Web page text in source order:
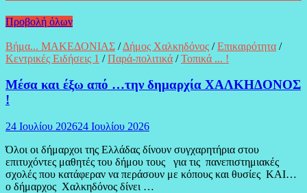
Προβολή όλων
Βήμα... ΜΑΚΕΔΟΝΙΑΣ /Δήμος Χαλκηδόνος /Επικαιρότητα /
Κεντρικές Ειδήσεις 1 /Παρά-πολιτικά /Τοπικά ... !
Μέσα και έξω από …την δημαρχία ΧΑΛΚΗΔΟΝΟΣ
!
24 Ιουλίου 202624 Ιουλίου 2026
Όλοι οι δήμαρχοι της Ελλάδας δίνουν συγχαρητήρια στου
επιτυχόντες μαθητές του δήμου τους για τις πανεπιστημιακές
σχολές που κατάφεραν να περάσουν με κόπους και θυσίες ΚΑΙ…
ο δήμαρχος Χαλκηδόνος δίνει …